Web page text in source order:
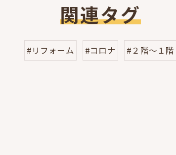
関連タグ
#リフォーム #コロナ #２階～１階